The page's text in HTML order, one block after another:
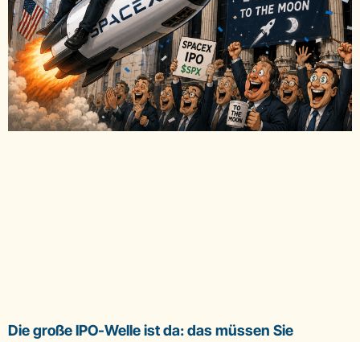
Die große IPO-Welle ist da: das müssen Sie